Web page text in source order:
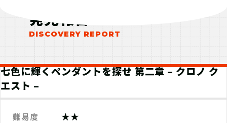
発見報告
七色に輝くペンダントを探せ 第二章 – クロノ ク
エスト –
難易度 ★★